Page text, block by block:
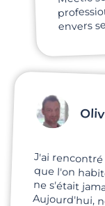
envers
J'ai
que l'on
ne s'était
Aujourd'hui,
une belle